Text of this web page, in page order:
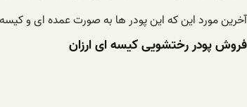
آخرین مورد این که این پودر ها به صورت عمده ای و
فروش پودر رختشویی کیسه ای ارزان